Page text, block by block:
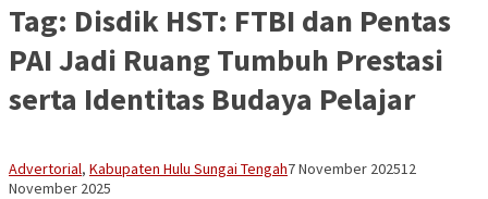
Tag: Disdik HST: FTBI dan Pentas
PAI Jadi Ruang Tumbuh Prestasi
serta Identitas Budaya Pelajar
Advertorial, Kabupaten Hulu Sungai TengahMask
7 November 202512
November 2025